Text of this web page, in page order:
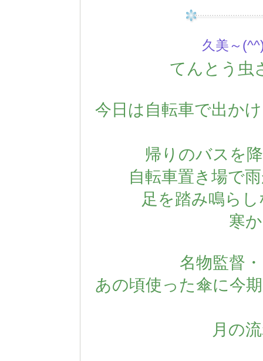
久美～
てんとう
今日は自転車で出か
帰りのバスを
自転車置き場で
足を踏み鳴ら
寒
名物監督
あの頃使った傘に今
月の